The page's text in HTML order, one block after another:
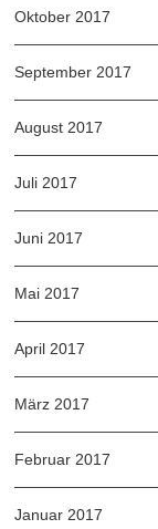
Oktober 2017
September 2017
August 2017
Juli 2017
Juni 2017
Mai 2017
April 2017
März 2017
Februar 2017
Januar 2017